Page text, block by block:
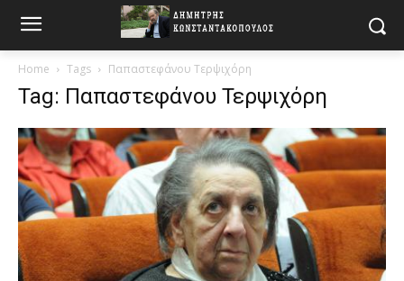
Home Tags Παπαστεφάνου Τερψιχόρη
Tag: Παπαστεφάνου Τερψιχόρη